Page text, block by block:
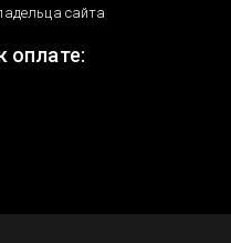
сайта
оплате: